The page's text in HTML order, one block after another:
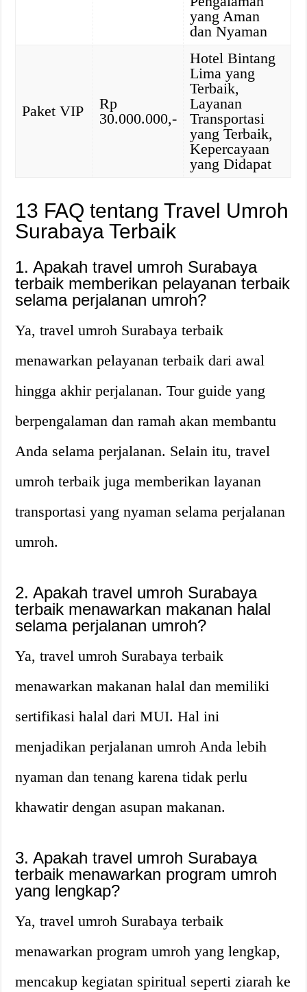
yang Aman
dan Nyaman
Paket VIP
Rp
30.000.000,-
Hotel Bintang
Lima yang
Terbaik,
Layanan
Transportasi
yang Terbaik,
Kepercayaan
yang Didapat
13 FAQ tentang Travel Umroh
Surabaya Terbaik
1. Apakah travel umroh Surabaya
terbaik memberikan pelayanan terbaik
selama perjalanan umroh?
Ya, travel umroh Surabaya terbaik
menawarkan pelayanan terbaik dari awal
hingga akhir perjalanan. Tour guide yang
berpengalaman dan ramah akan membantu
Anda selama perjalanan. Selain itu, travel
umroh terbaik juga memberikan layanan
transportasi yang nyaman selama perjalanan
umroh.
2. Apakah travel umroh Surabaya
terbaik menawarkan makanan halal
selama perjalanan umroh?
Ya, travel umroh Surabaya terbaik
menawarkan makanan halal dan memiliki
sertifikasi halal dari MUI. Hal ini
menjadikan perjalanan umroh Anda lebih
nyaman dan tenang karena tidak perlu
khawatir dengan asupan makanan.
3. Apakah travel umroh Surabaya
terbaik menawarkan program umroh
yang lengkap?
Ya, travel umroh Surabaya terbaik
menawarkan program umroh yang lengkap,
mencakup kegiatan spiritual seperti ziarah ke